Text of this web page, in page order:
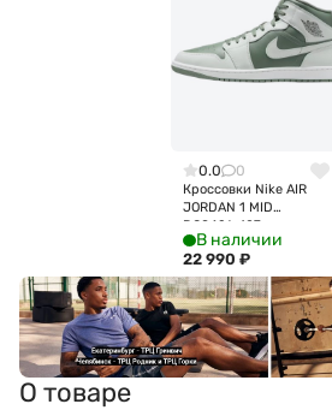
0.0 0
Кроссовки Nike AIR
JORDAN 1 MID
DQ8426-107
В наличии
22 990 ₽
О товаре